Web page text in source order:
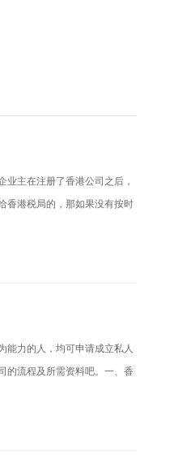
主在注册了香港公司之后，
香港税局的，那如果没有按时
能力的人，均可申请成立私人
的流程及所需资料吧。一、香